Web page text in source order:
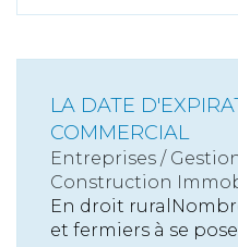
LA DATE
COMMERCIAL
Entreprises /
Construction
En droit
et fermiers à se